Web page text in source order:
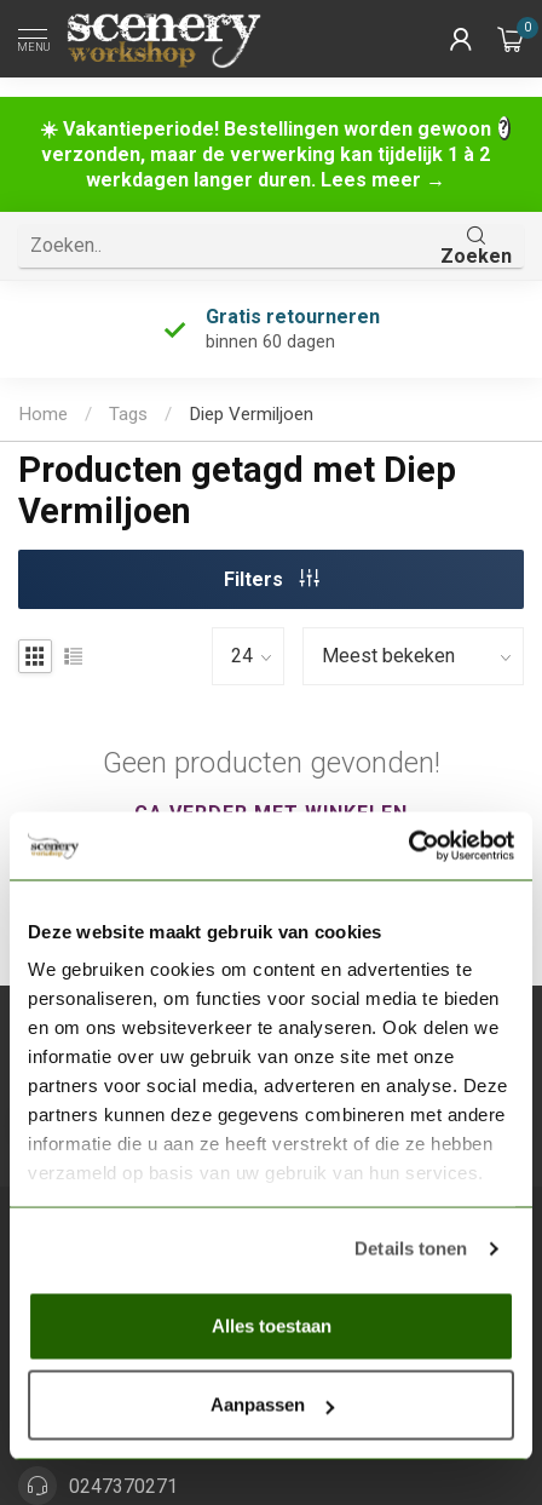
Deze website maakt gebruik van cookies
We gebruiken cookies om content en advertenties te
personaliseren, om functies voor social media te bieden
en om ons websiteverkeer te analyseren. Ook delen we
informatie over uw gebruik van onze site met onze
partners voor social media, adverteren en analyse. Deze
partners kunnen deze gegevens combineren met andere
informatie die u aan ze heeft verstrekt of die ze hebben
verzameld op basis van uw gebruik van hun services.
Details tonen
Alles toestaan
Aanpassen
☀️ Vakantieperiode! Bestellingen worden gewoon
verzonden, maar de verwerking kan tijdelijk 1 à 2
werkdagen langer duren. Lees meer →
MENU
0
Zoeken
Gratis retourneren
binnen 60 dagen
Home / Tags / Diep Vermiljoen
Producten getagd met Diep
Vermiljoen
Filters
Geen producten gevonden!
GA VERDER MET WINKELEN
Abonneer je op onze nieuwsbrief
Blijf op de hoogte over onze laatste acties
Alles voor je miniature wargaming en scenery
Grootstalselaan 46
0247370271